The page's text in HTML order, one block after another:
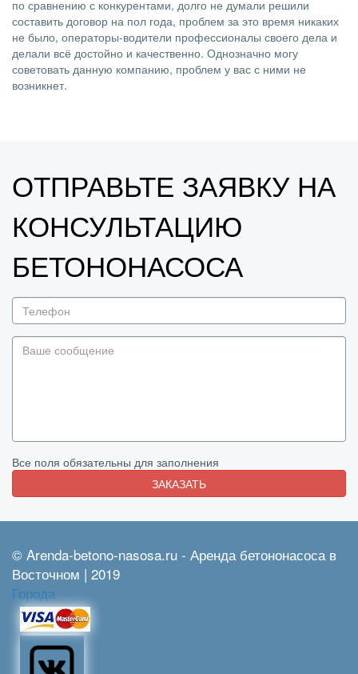
по сравнению с конкурентами, долго не думали решили
составить договор на пол года, проблем за это время никаких
не было, операторы-водители профессионалы своего дела и
делали всё достойно и качественно. Однозначно могу
советовать данную компанию, проблем у вас с ними не
возникнет.
ОТПРАВЬТЕ ЗАЯВКУ НА
КОНСУЛЬТАЦИЮ
БЕТОНОНАСОСА
Все поля обязательны для заполнения
ЗАКАЗАТЬ
© Arenda-betono-nasosa.ru - Аренда бетононасоса в
Восточном | 2019
Города